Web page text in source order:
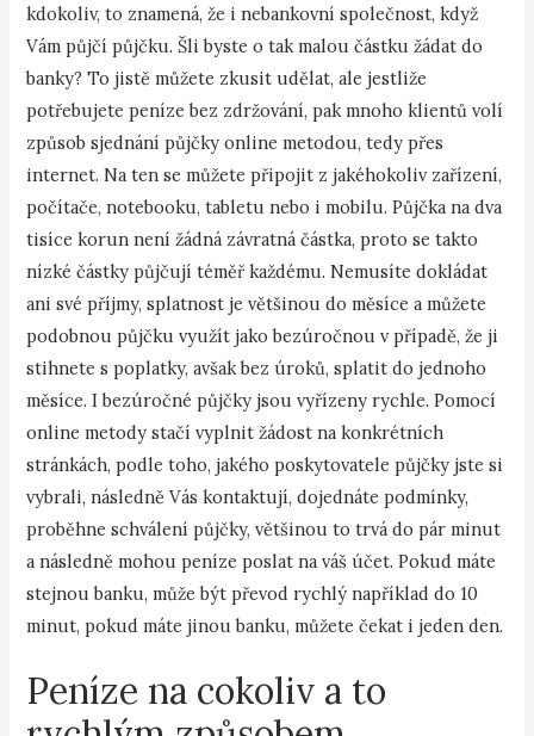
kdokoliv, to znamená, že i nebankovní společnost, když
Vám půjčí půjčku. Šli byste o tak malou částku žádat do
banky? To jistě můžete zkusit udělat, ale jestliže
potřebujete peníze bez zdržování, pak mnoho klientů volí
způsob sjednání půjčky online metodou, tedy přes
internet. Na ten se můžete připojit z jakéhokoliv zařízení,
počítače, notebooku, tabletu nebo i mobilu. Půjčka na dva
tisíce korun není žádná závratná částka, proto se takto
nízké částky půjčují téměř každému. Nemusíte dokládat
ani své příjmy, splatnost je většinou do měsíce a můžete
podobnou půjčku využít jako bezúročnou v případě, že ji
stihnete s poplatky, avšak bez úroků, splatit do jednoho
měsíce. I bezúročné půjčky jsou vyřízeny rychle. Pomocí
online metody stačí vyplnit žádost na konkrétních
stránkách, podle toho, jakého poskytovatele půjčky jste si
vybrali, následně Vás kontaktují, dojednáte podmínky,
proběhne schválení půjčky, většinou to trvá do pár minut
a následně mohou peníze poslat na váš účet. Pokud máte
stejnou banku, může být převod rychlý například do 10
minut, pokud máte jinou banku, můžete čekat i jeden den.
Peníze na cokoliv a to